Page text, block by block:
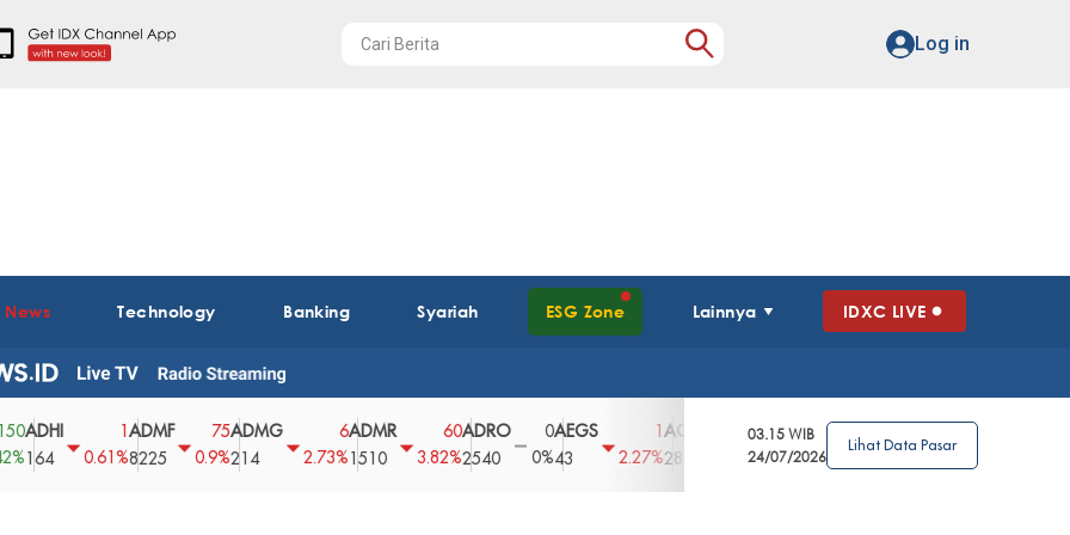
Log in
Technology Banking Syariah ESG Zone Lainnya IDXC LIVE
0.61%
ADMF
8225
75
0.9%
ADMG
214
2.73%
ADMR
1510
60
3.82%
ADRO
2540
0
0%
AEGS
2.27% 2850
3.39%
AGRO
4
2.63%
0%
03.15 WIB
24/07/2026
Lihat Data Pasar